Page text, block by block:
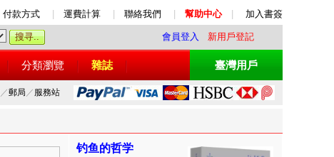
付款方式 運費計算 聯絡我們 幫助中心 加入書簽
會員登入 新用戶登記
分類瀏覽 雜誌 臺灣用戶
／郵局 ／ 服務站
钓鱼的哲学